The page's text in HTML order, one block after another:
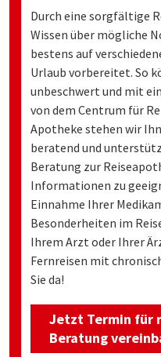
Durch eine sorgfältige
Wissen über mögliche
bestens auf
Urlaub vorbereitet. So
unbeschwert und mit
von dem Centrum für
Apotheke stehen wir
beratend und
Beratung zur
Informationen zu
Einnahme Ihrer
Besonderheiten im
Ihrem Arzt oder Ihrer
Fernreisen mit
Sie da!
Jetzt Termin für
Beratung